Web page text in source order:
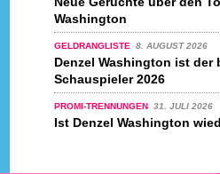
Washington
GELDRANGLISTE 8. AUGUST 2026
Denzel Washington ist der
Schauspieler 2026
PROMI-TRENNUNGEN 31. JULI 2026
Ist Denzel Washington